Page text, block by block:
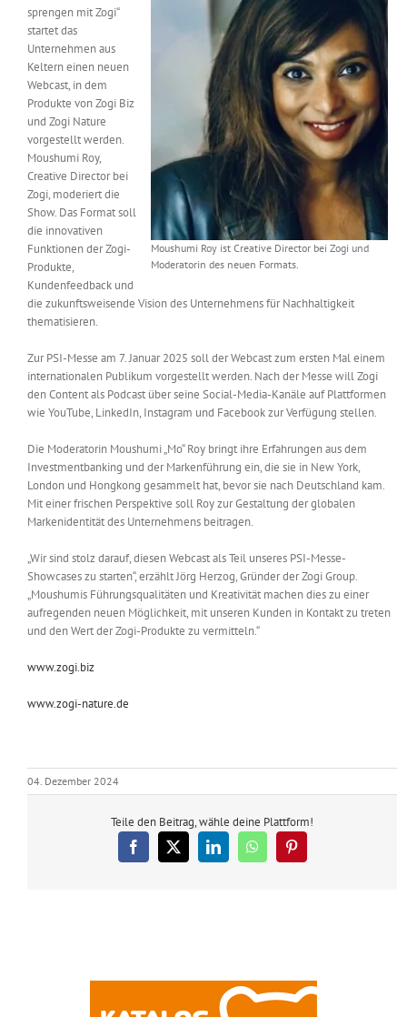
Kontakt
Messen & Events
Unternehmen
Interviews
Wissen
Product Guide
Jobshop
Suche
nach:
Moushumi Roy ist Creative Director bei Zogi und
Moderatorin des neuen Formats.
sprengen mit Zogi“
startet das
Unternehmen aus
Keltern einen neuen
Webcast, in dem
Produkte von Zogi Biz
und Zogi Nature
vorgestellt werden.
Moushumi Roy,
Creative Director bei
Zogi, moderiert die
Show. Das Format soll
die innovativen
Funktionen der Zogi-
Produkte,
Kundenfeedback und
die zukunftsweisende Vision des Unternehmens für Nachhaltigkeit
thematisieren.
Zur PSI-Messe am 7. Januar 2025 soll der Webcast zum ersten Mal einem
internationalen Publikum vorgestellt werden. Nach der Messe will Zogi
den Content als Podcast über seine Social-Media-Kanäle auf Plattformen
wie YouTube, LinkedIn, Instagram und Facebook zur Verfügung stellen.
Die Moderatorin Moushumi „Mo“ Roy bringt ihre Erfahrungen aus dem
Investmentbanking und der Markenführung ein, die sie in New York,
London und Hongkong gesammelt hat, bevor sie nach Deutschland kam.
Mit einer frischen Perspektive soll Roy zur Gestaltung der globalen
Markenidentität des Unternehmens beitragen.
„Wir sind stolz darauf, diesen Webcast als Teil unseres PSI-Messe-
Showcases zu starten“, erzählt Jörg Herzog, Gründer der Zogi Group.
„Moushumis Führungsqualitäten und Kreativität machen dies zu einer
aufregenden neuen Möglichkeit, mit unseren Kunden in Kontakt zu treten
und den Wert der Zogi-Produkte zu vermitteln.“
www.zogi.biz
www.zogi-nature.de
04. Dezember 2024
Teile den Beitrag, wähle deine Plattform!
Facebook
X LinkedInWhatsAppPinterest